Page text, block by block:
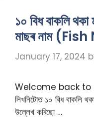
১০ বিধ বাকলি
মাছৰ নাম
January 17, 2024
Welcome back to
লিখনিটোত ১০ বিধ বাকলি
উল্লেখ কৰিছো …